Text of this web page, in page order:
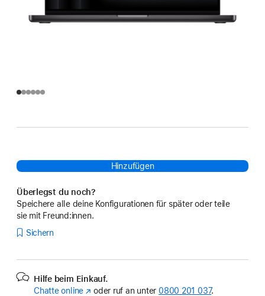
Hinzufügen
Überlegst du noch?
Speichere alle deine Konfigurationen für später oder teile
sie mit Freund:innen.
Sichern
Hilfe beim Einkauf.
Chatte online (Öffnet
oder ruf an unter 0800 201 037.